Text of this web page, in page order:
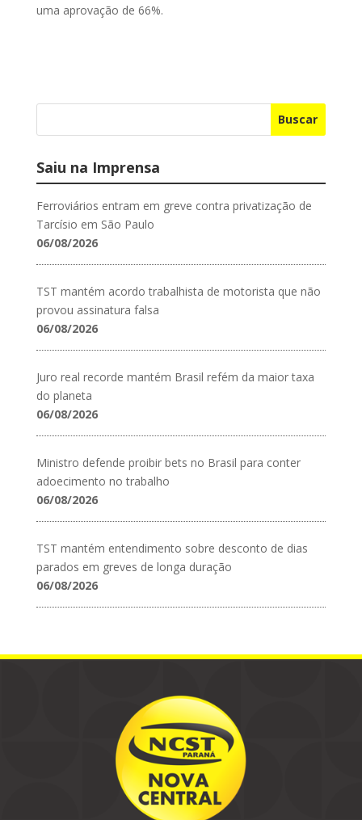
uma aprovação de 66%.
Buscar
Saiu na Imprensa
Ferroviários entram em greve contra privatização de
Tarcísio em São Paulo
06/08/2026
TST mantém acordo trabalhista de motorista que não
provou assinatura falsa
06/08/2026
Juro real recorde mantém Brasil refém da maior taxa
do planeta
06/08/2026
Ministro defende proibir bets no Brasil para conter
adoecimento no trabalho
06/08/2026
TST mantém entendimento sobre desconto de dias
parados em greves de longa duração
06/08/2026